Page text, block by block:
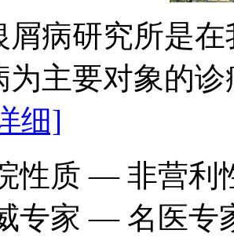
屑病研究所是
为主要对象的
细]
性质— 非营利
专家— 名医专